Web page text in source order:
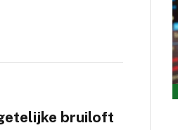
bruiloft